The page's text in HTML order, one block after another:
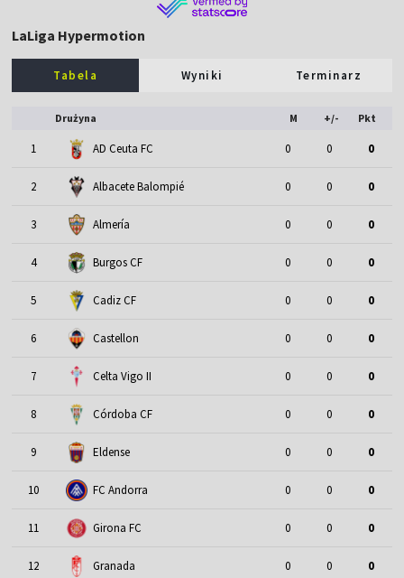
LaLiga Hypermotion
Tabela Wyniki Terminarz
Drużyna M +/- Pkt
1 AD Ceuta FC 0 0 0
2 Albacete Balompié 0 0 0
3 Almería 0 0 0
4 Burgos CF 0 0 0
5 Cadiz CF 0 0 0
6 Castellon 0 0 0
7 Celta Vigo II 0 0 0
8 Córdoba CF 0 0 0
9 Eldense 0 0 0
10 FC Andorra 0 0 0
11 Girona FC 0 0 0
12 Granada 0 0 0